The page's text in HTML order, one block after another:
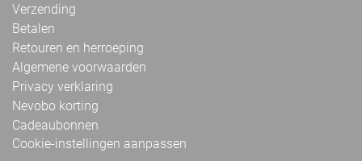
Verzending
Betalen
Retouren en herroeping
Algemene voorwaarden
Privacy verklaring
Nevobo korting
Cadeaubonnen
Cookie-instellingen aanpassen